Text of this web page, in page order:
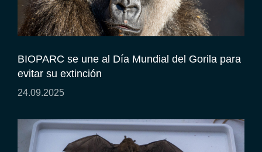
BIOPARC se une al Día Mundial del Gorila para
evitar su extinción
24.09.2025